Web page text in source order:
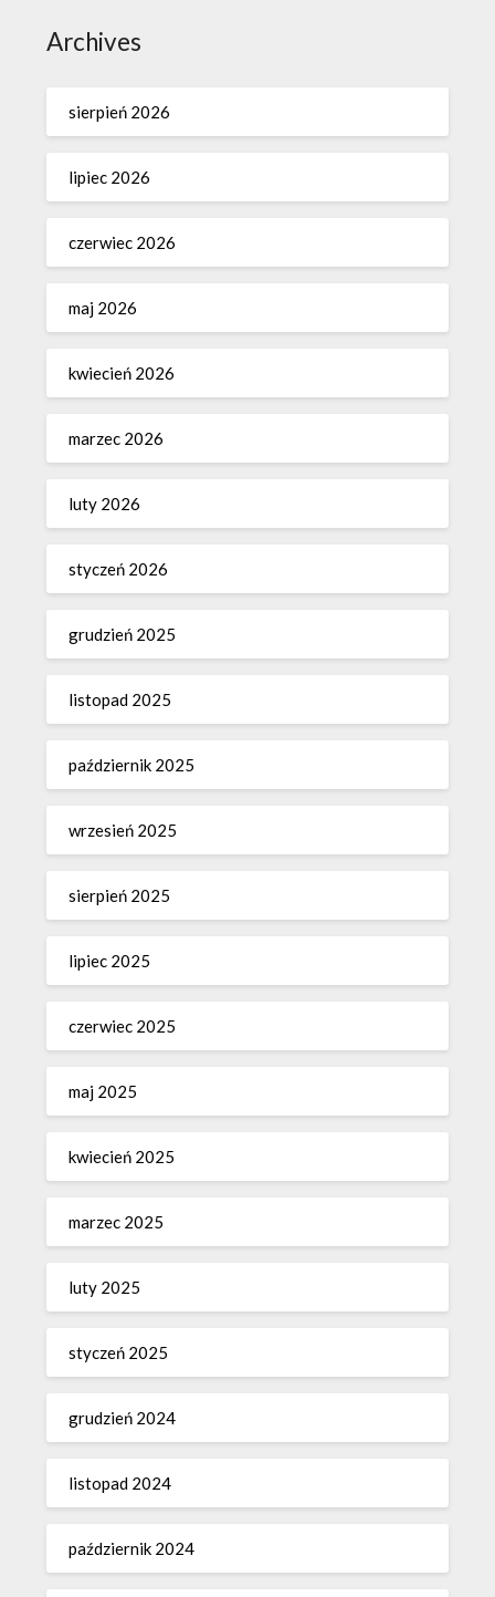
Archives
sierpień 2026
lipiec 2026
czerwiec 2026
maj 2026
kwiecień 2026
marzec 2026
luty 2026
styczeń 2026
grudzień 2025
listopad 2025
październik 2025
wrzesień 2025
sierpień 2025
lipiec 2025
czerwiec 2025
maj 2025
kwiecień 2025
marzec 2025
luty 2025
styczeń 2025
grudzień 2024
listopad 2024
październik 2024